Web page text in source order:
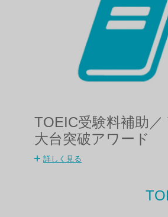
TOEIC受験料補助／
大台突破アワード
詳しく見る